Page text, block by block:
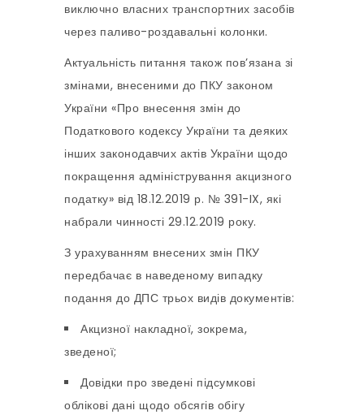
виключно власних транспортних засобів
через паливо-роздавальні колонки.
Актуальність питання також пов’язана зі
змінами, внесеними до ПКУ законом
України «Про внесення змін до
Податкового кодексу України та деяких
інших законодавчих актів України щодо
покращення адміністрування акцизного
податку» від 18.12.2019 р. № 391-IX, які
набрали чинності 29.12.2019 року.
З урахуванням внесених змін ПКУ
передбачає в наведеному випадку
подання до ДПС трьох видів документів:
Акцизної накладної, зокрема,
зведеної;
Довідки про зведені підсумкові
облікові дані щодо обсягів обігу